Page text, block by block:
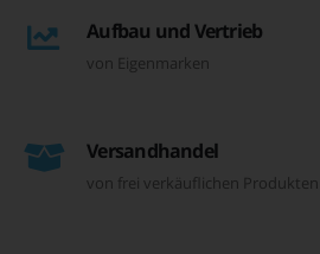
Aufbau und Vertrieb
von Eigenmarken
Versandhandel
von frei verkäuflichen Produkten